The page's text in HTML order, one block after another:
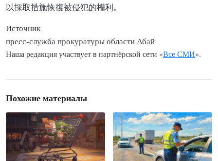
以採取措施恢復被侵犯的權利。
Источник
пресс-служба прокуратуры области Абай
Наша редакция участвует в партнёрской сети «Все СМИ».
Похожие материалы